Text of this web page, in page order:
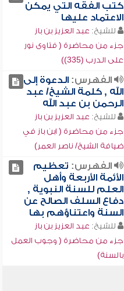
كتب الفقه التي يمكن
الاعتماد عليها
للشيخ: عبد العزيز بن باز
جزء من محاضرة ( فتاوى نور
على الدرب (335))
الفهرس:الدعوة إلى
الله , كلمة الشيخ/ عبد
الرحمن بن عبد الله
للشيخ: عبد العزيز بن باز
جزء من محاضرة ( ابن باز في
ضيافة الشيخ/ ناصر العمر)
الفهرس: تعظيم
الأئمة الأربعة وأهل
العلم للسنة النبوية ,
دفاع السلف الصالح عن
السنة واعتناؤهم بها
للشيخ: عبد العزيز بن باز
جزء من محاضرة ( وجوب العمل
بالسنة)